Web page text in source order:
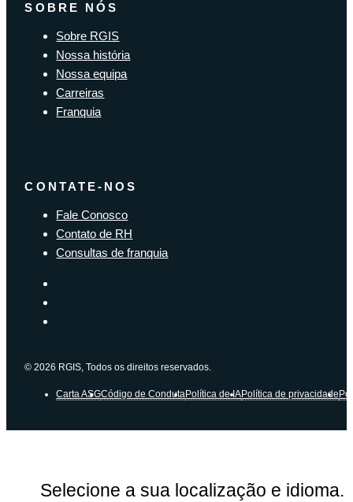
SOBRE NÓS
Sobre RGIS
Nossa história
Nossa equipa
Carreiras
Franquia
CONTATE-NOS
Fale Conosco
Contato de RH
Consultas de franquia
© 2026 RGIS, Todos os direitos reservados.
Carta ASGCódigo de CondutaPolítica de IAPolítica de privacidade
Selecione a sua localização e idioma.